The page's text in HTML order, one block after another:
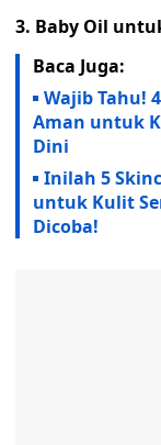
3. Baby Oil
Baca Juga:
Wajib Tahu!
Aman untuk
Dini
Inilah 5
untuk Kulit
Dicoba!